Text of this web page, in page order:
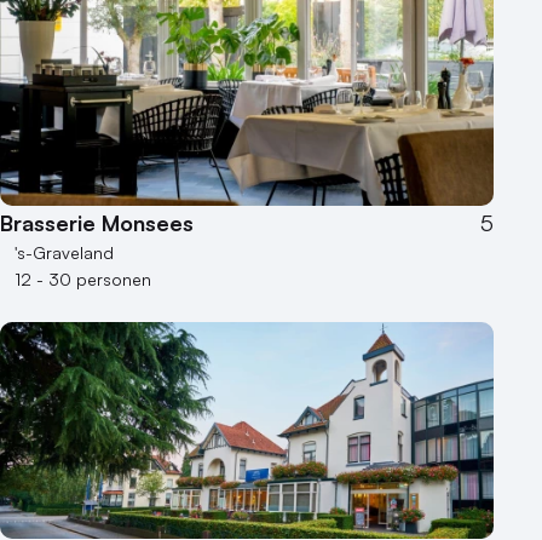
Brasserie Monsees 5
's-Graveland
12 - 30 personen